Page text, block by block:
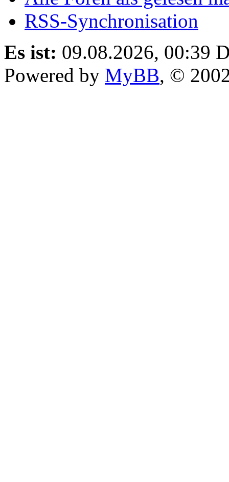
RSS-Synchronisation
Es ist: 09.08.2026, 00:39
Powered by MyBB, ©